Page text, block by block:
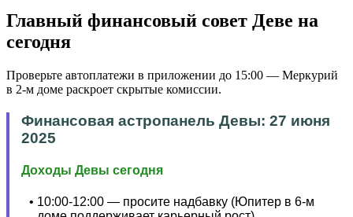
Главный финансовый совет Деве на
сегодня
Проверьте автоплатежи в приложении до 15:00 — Меркурий
в 2-м доме раскроет скрытые комиссии.
Финансовая астропанель Девы: 27 июня
2025
Доходы Девы сегодня
10:00-12:00 — просите надбавку (Юпитер в 6-м